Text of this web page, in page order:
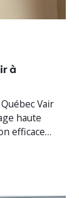
à
Vair
haute
efficace